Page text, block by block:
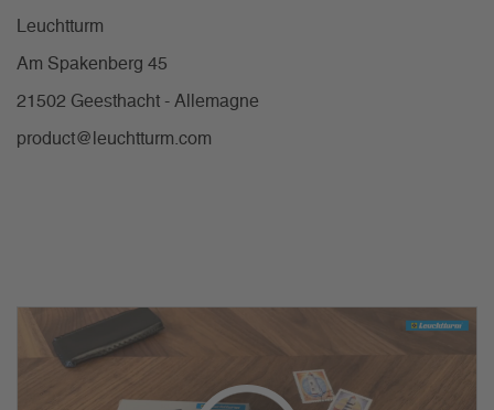
Leuchtturm
Am Spakenberg 45
21502 Geesthacht - Allemagne
product@leuchtturm.com